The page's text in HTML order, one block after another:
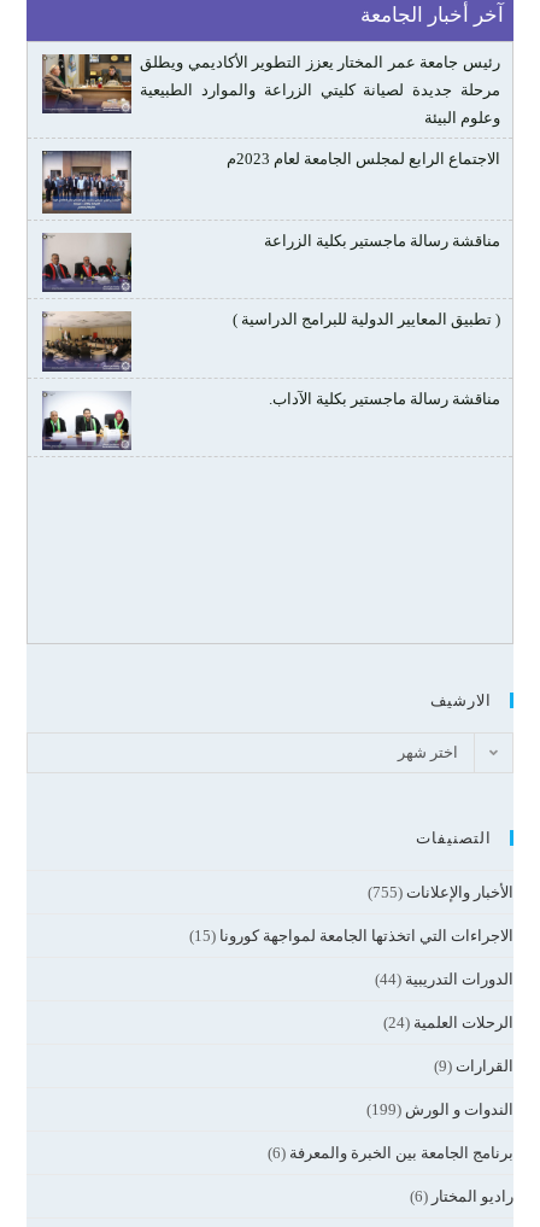
آخر أخبار الجامعة
رئيس جامعة عمر المختار يعزز التطوير الأكاديمي ويطلق
مرحلة جديدة لصيانة كليتي الزراعة والموارد الطبيعية
وعلوم البيئة
الاجتماع الرابع لمجلس الجامعة لعام 2023م
مناقشة رسالة ماجستير بكلية الزراعة
( تطبيق المعايير الدولية للبرامج الدراسية )
مناقشة رسالة ماجستير بكلية الآداب.
الارشيف
اختر شهر
التصنيفات
الأخبار والإعلانات (755)
الاجراءات التي اتخذتها الجامعة لمواجهة كورونا (15)
الدورات التدريبية (44)
الرحلات العلمية (24)
القرارات (9)
الندوات و الورش (199)
برنامج الجامعة بين الخبرة والمعرفة (6)
راديو المختار (6)